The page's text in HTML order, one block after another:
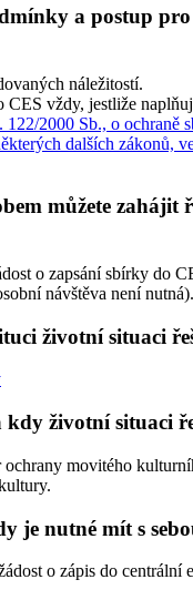
a postup
náležitostí.
CES vždy, jestliže
122/2000 Sb., o ochraně
dalších zákonů,
můžete zahájit
o zapsání sbírky do
návštěva není nutná).
životní situaci
kdy životní situaci
ochrany movitého
je nutné mít s
o zápis do centrální